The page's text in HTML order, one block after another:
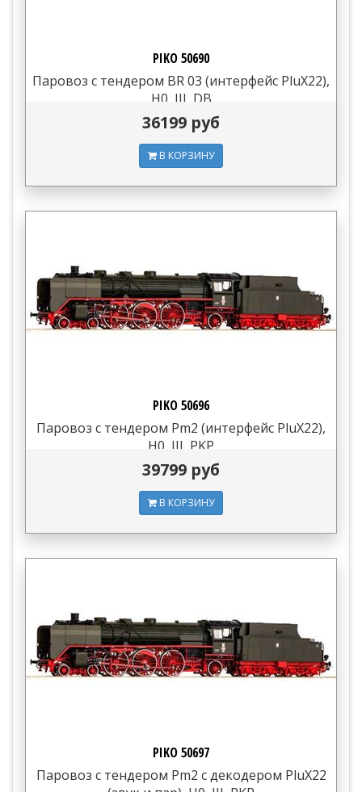
PIKO 50690
Паровоз с тендером BR 03 (интерфейс PluX22),
H0, III, DB
36199 руб
В КОРЗИНУ
PIKO 50696
Паровоз с тендером Pm2 (интерфейс PluX22),
H0, III, PKP
39799 руб
В КОРЗИНУ
PIKO 50697
Паровоз с тендером Pm2 с декодером PluX22